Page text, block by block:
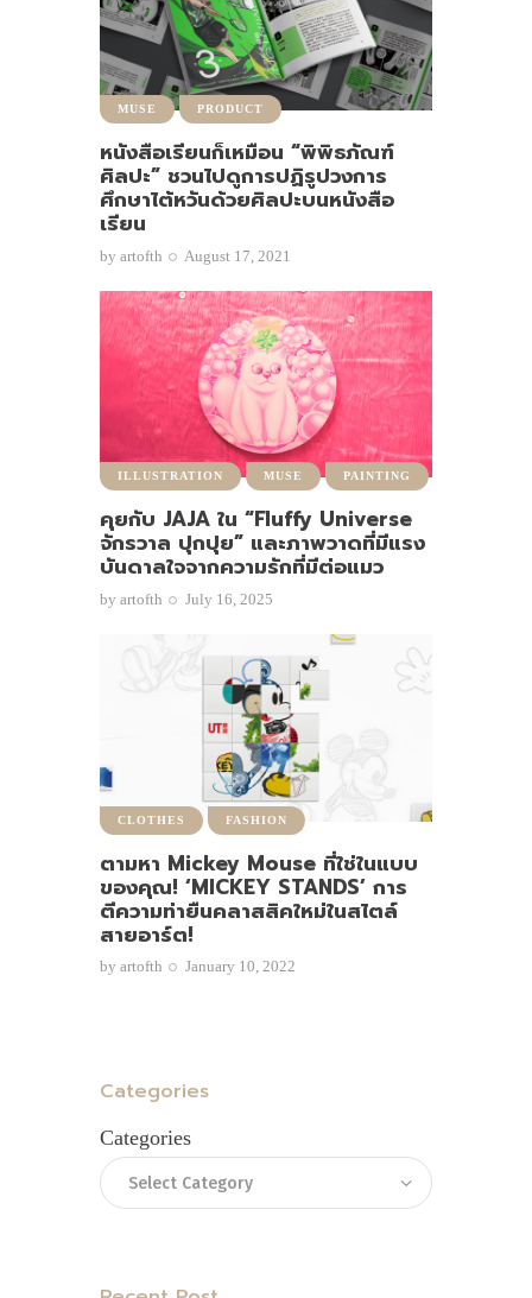
MUSE PRODUCT
หนังสือเรียนก็เหมือน “พิพิธภัณฑ์
ศิลปะ” ชวนไปดูการปฏิรูปวงการ
ศึกษาไต้หวันด้วยศิลปะบนหนังสือ
เรียน
by artofth August 17, 2021
ILLUSTRATION MUSE PAINTING
คุยกับ JAJA ใน “Fluffy Universe
จักรวาล ปุกปุย” และภาพวาดที่มีแรง
บันดาลใจจากความรักที่มีต่อแมว
by artofth July 16, 2025
CLOTHES FASHION
ตามหา Mickey Mouse ที่ใช่ในแบบ
ของคุณ! ‘MICKEY STANDS’ การ
ตีความท่ายืนคลาสสิคใหม่ในสไตล์
สายอาร์ต!
by artofth January 10, 2022
Categories
Categories